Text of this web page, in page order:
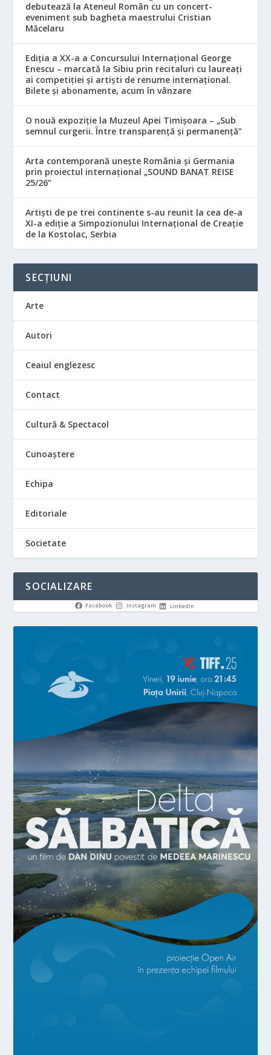
debutează la Ateneul Român cu un concert-
eveniment sub bagheta maestrului Cristian
Măcelaru
Ediția a XX-a a Concursului Internațional George
Enescu – marcată la Sibiu prin recitaluri cu laureați
ai competiției și artiști de renume internațional.
Bilete și abonamente, acum în vânzare
O nouă expoziție la Muzeul Apei Timișoara – „Sub
semnul curgerii. Între transparență și permanență”
Arta contemporană unește România și Germania
prin proiectul internațional „SOUND BANAT REISE
25/26”
Artiști de pe trei continente s-au reunit la cea de-a
XI-a ediție a Simpozionului Internațional de Creație
de la Kostolac, Serbia
SECȚIUNI
Arte
Autori
Ceaiul englezesc
Contact
Cultură & Spectacol
Cunoaștere
Echipa
Editoriale
Societate
SOCIALIZARE
Facebook Instagram LinkedIn